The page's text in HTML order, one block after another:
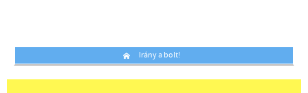
Irány a bolt!